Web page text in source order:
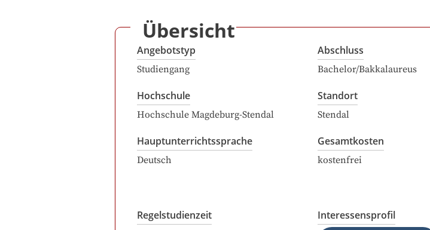
Übersicht
Angebotstyp
Studiengang
Abschluss
Bachelor/Bakkalaureus
Hochschule
Hochschule Magdeburg-Stendal
Standort
Stendal
Hauptunterrichtssprache
Deutsch
Gesamtkosten
kostenfrei
Regelstudienzeit Interessensprofil